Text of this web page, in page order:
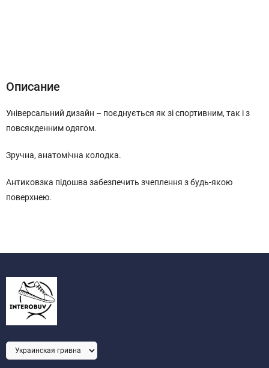
Описание
Універсальний дизайн – поєднується як зі спортивним, так і з
повсякденним одягом.
Зручна, анатомічна колодка.
Антиковзка підошва забезпечить зчеплення з будь-якою
поверхнею.